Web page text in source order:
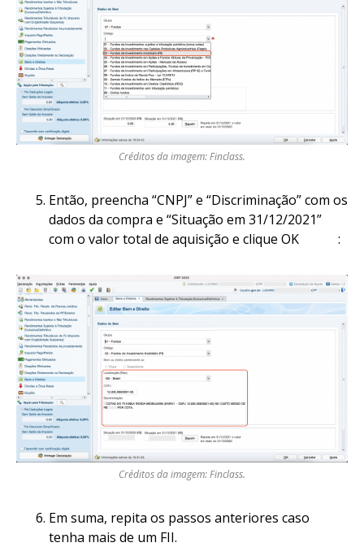
Créditos da imagem: Finclass.
Então, preencha “CNPJ” e “Discriminação” com os
dados da compra e “Situação em 31/12/2021”
com o valor total de aquisição e clique OK :
Créditos da imagem: Finclass.
Em suma, repita os passos anteriores caso
tenha mais de um FII.